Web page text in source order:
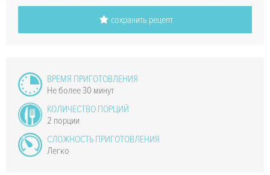
сохранить рецепт
ВРЕМЯ ПРИГОТОВЛЕНИЯ
Не более 30 минут
КОЛИЧЕСТВО ПОРЦИЙ
2 порции
СЛОЖНОСТЬ ПРИГОТОВЛЕНИЯ
Легко